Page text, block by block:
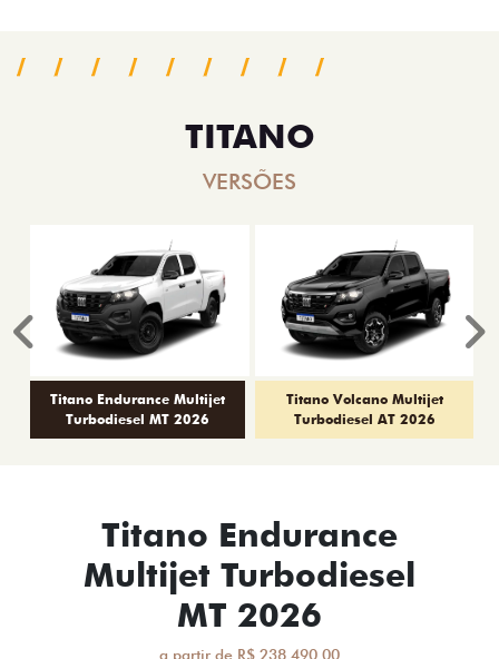
TITANO
VERSÕES
Titano Endurance Multijet
Turbodiesel MT 2026
Titano Volcano Multijet
Turbodiesel AT 2026
Anterior
Titano Endurance
Multijet Turbodiesel
MT 2026
a partir de R$ 238.490,00